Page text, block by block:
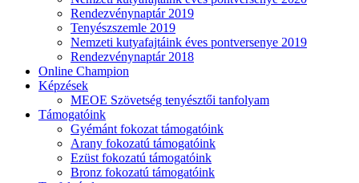
Rendezvénynaptár 2019
Tenyészszemle 2019
Nemzeti kutyafajtáink éves pontversenye 2019
Rendezvénynaptár 2018
Online Champion
Képzések
MEOE Szövetség tenyésztői tanfolyam
Támogatóink
Gyémánt fokozat támogatóink
Arany fokozatú támogatóink
Ezüst fokozatú támogatóink
Bronz fokozatú támogatóink